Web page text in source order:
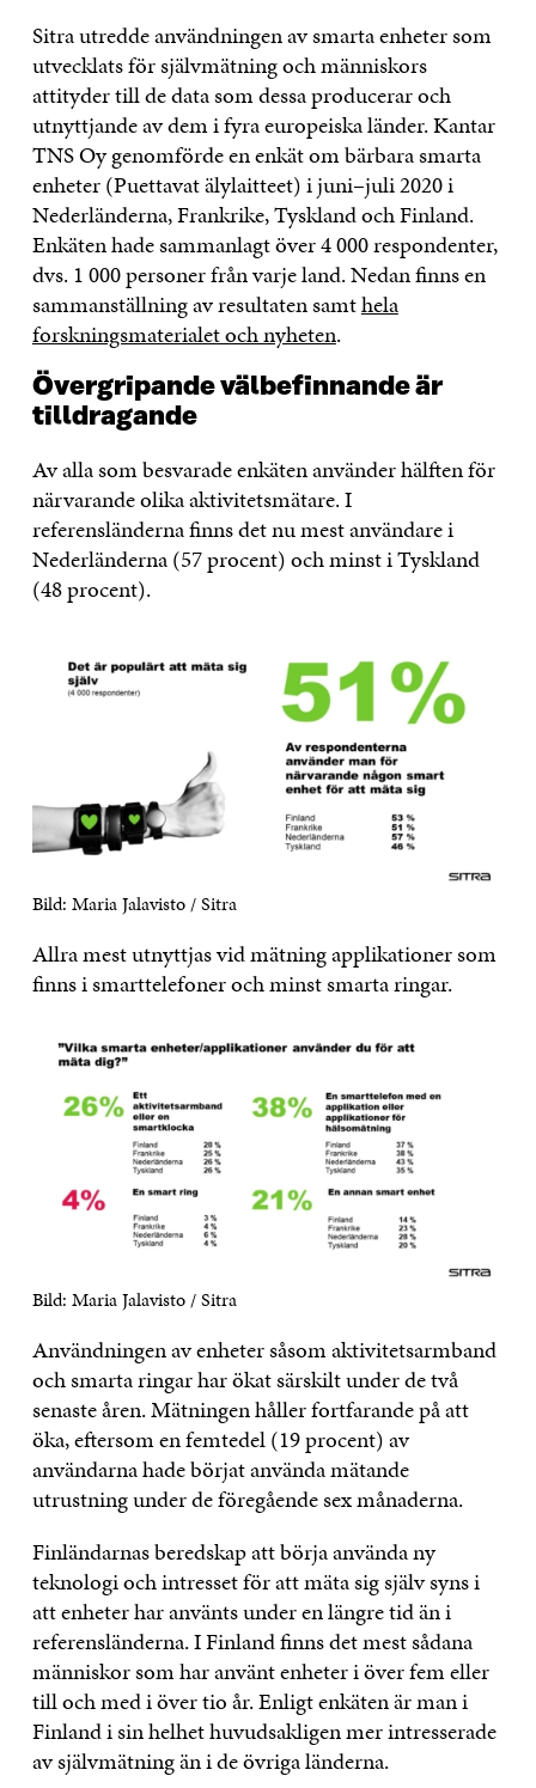
Sitra utredde användningen av smarta enheter som
utvecklats för självmätning och människors
attityder till de data som dessa producerar och
utnyttjande av dem i fyra europeiska länder. Kantar
TNS Oy genomförde en enkät om bärbara smarta
enheter (Puettavat älylaitteet) i juni–juli 2020 i
Nederländerna, Frankrike, Tyskland och Finland.
Enkäten hade sammanlagt över 4 000 respondenter,
dvs. 1 000 personer från varje land. Nedan finns en
sammanställning av resultaten samthela
forskningsmaterialet och nyheten.
Övergripande välbefinnande är
tilldragande
Av alla som besvarade enkäten använder hälften för
närvarande olika aktivitetsmätare. I
referensländerna finns det nu mest användare i
Nederländerna (57 procent) och minst i Tyskland
(48 procent).
Bild: Maria Jalavisto / Sitra
Allra mest utnyttjas vid mätning applikationer som
finns i smarttelefoner och minst smarta ringar.
Bild: Maria Jalavisto / Sitra
Användningen av enheter såsom aktivitetsarmband
och smarta ringar har ökat särskilt under de två
senaste åren. Mätningen håller fortfarande på att
öka, eftersom en femtedel (19 procent) av
användarna hade börjat använda mätande
utrustning under de föregående sex månaderna.
Finländarnas beredskap att börja använda ny
teknologi och intresset för att mäta sig själv syns i
att enheter har använts under en längre tid än i
referensländerna. I Finland finns det mest sådana
människor som har använt enheter i över fem eller
till och med i över tio år. Enligt enkäten är man i
Finland i sin helhet huvudsakligen mer intresserade
av självmätning än i de övriga länderna.